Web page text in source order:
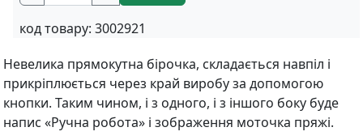
код товару: 3002921
Невелика прямокутна бірочка, складається навпіл і
прикріплюється через край виробу за допомогою
кнопки. Таким чином, і з одного, і з іншого боку буде
напис «Ручна робота» і зображення моточка пряжі.